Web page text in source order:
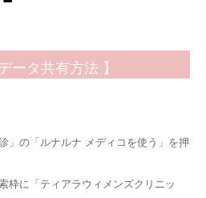
ータ共有方法 】
」の「ルナルナ メディコを使う」を押
枠に「ティアラウィメンズクリニッ